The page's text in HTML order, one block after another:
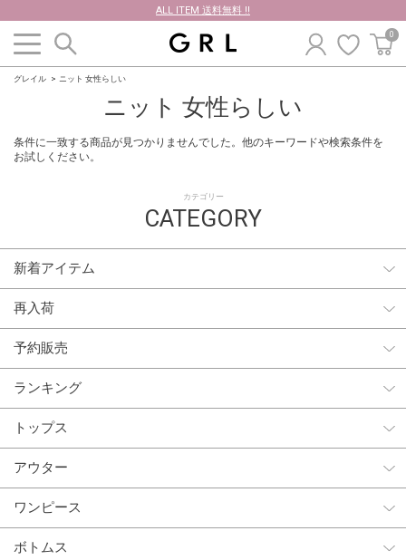
ALL ITEM 送料無料 !!
0
グレイル ニット 女性らしい
カテゴリー
CATEGORY
新着アイテム
再入荷
予約販売
ランキング
トップス
アウター
ワンピース
ボトムス
ニット 女性らしい
条件に一致する商品が見つかりませんでした。他のキーワードや検索条件を
お試しください。